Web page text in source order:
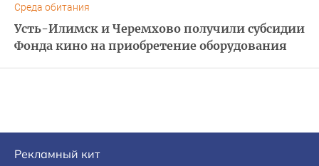
Среда обитания
Усть-Илимск и Черемхово получили субсидии
Фонда кино на приобретение оборудования
Рекламный кит